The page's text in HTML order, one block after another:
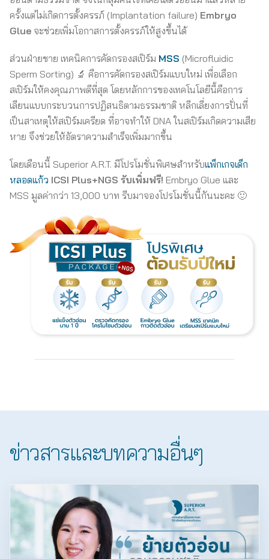
ครั้งแต่ไม่เกิดการตั้งครรภ์ (Implantation failure) Embryo
Glue จะช่วยเพิ่มโอกาสการตั้งครรภ์ให้สูงขึ้นได้
ส่วนฝ่ายชาย เทคนิคการคัดกรองสเปิร์ม MSS (Microfluidic
Sperm Sorting) 🔬 คือการคัดกรองสเปิร์มแบบใหม่ เพื่อเลือก
สเปิร์มให้คงคุณภาพดีที่สุด โดยหลักการของเทคโนโลยีนี้คือการ
เลียนแบบกระบวนการปฏิสนธิตามธรรมชาติ หลีกเลี่ยงการปั่นที่
เป็นสาเหตุให้สเปิร์มเครียด ที่อาจทำให้ DNA ในสเปิร์มเกิดความเสีย
หาย จึงช่วยให้อัตราความสำเร็จเพิ่มมากขึ้น
โดยเดือนนี้ Superior A.R.T. มีโปรโมชั่นพิเศษสำหรับแพ็กเกจเด็ก
หลอดแก้ว ICSI Plus+NGS รับเพิ่มฟรี! Embryo Glue และ
MSS มูลค่ากว่า 13,000 บาท รีบมาจองโปรโมชั่นนี้กันนะคะ 🙂
ข่าวสารและบทความอื่นๆ